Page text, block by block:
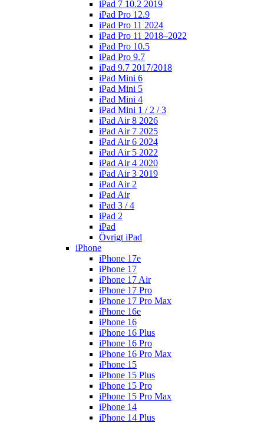
iPad 7 10.2 2019
iPad Pro 12.9
iPad Pro 11 2024
iPad Pro 11 2018–2022
iPad Pro 10.5
iPad Pro 9.7
iPad 9.7 2017/2018
iPad Mini 6
iPad Mini 5
iPad Mini 4
iPad Mini 1 / 2 / 3
iPad Air 8 2026
iPad Air 7 2025
iPad Air 6 2024
iPad Air 5 2022
iPad Air 4 2020
iPad Air 3 2019
iPad Air 2
iPad Air
iPad 3 / 4
iPad 2
iPad
Övrigt iPad
iPhone
iPhone 17e
iPhone 17
iPhone 17 Air
iPhone 17 Pro
iPhone 17 Pro Max
iPhone 16e
iPhone 16
iPhone 16 Plus
iPhone 16 Pro
iPhone 16 Pro Max
iPhone 15
iPhone 15 Plus
iPhone 15 Pro
iPhone 15 Pro Max
iPhone 14
iPhone 14 Plus